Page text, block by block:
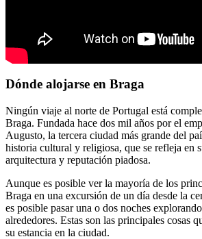
Dónde alojarse en Braga
Ningún viaje al norte de Portugal está
Braga. Fundada hace dos mil años por el
Augusto, la tercera ciudad más grande del
historia cultural y religiosa, que se refleja en
arquitectura y reputación piadosa.
Aunque es posible ver la mayoría de los
Braga en una excursión de un día desde la
es posible pasar una o dos noches
alrededores. Estas son las principales cosas
su estancia en la ciudad.